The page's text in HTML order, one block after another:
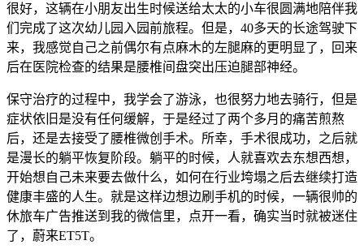
很好，这辆在小朋友出生时候送给太太的小车很圆满地陪伴我
们完成了这次幼儿园入园前旅程。但是，40多天的长途驾驶下
来，我感觉自己之前偶尔有点麻木的左腿麻的更明显了，回来
后在医院检查的结果是腰椎间盘突出压迫腿部神经。
保守治疗的过程中，我学会了游泳，也很努力地去骑行，但是
症状依旧是没有任何缓解，于是经过了两个多月的痛苦煎熬
后，还是去接受了腰椎微创手术。所幸，手术很成功，之后就
是漫长的躺平恢复阶段。躺平的时候，人就喜欢去东想西想，
开始想自己未来要去做什么，如何在行业垮塌之后去继续打造
健康丰盛的人生。就是这样边想边刷手机的时候，一辆很帅的
休旅车广告推送到我的微信里，点开一看，确实当时就被迷住
了，蔚来ET5T。